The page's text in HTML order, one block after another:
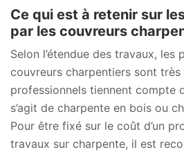
Ce qui est à retenir sur
par les couvreurs
Selon l’étendue des travaux, les
couvreurs charpentiers sont très
professionnels tiennent compte
s’agit de charpente en bois ou
Pour être fixé sur le coût d’un
travaux sur charpente, il est